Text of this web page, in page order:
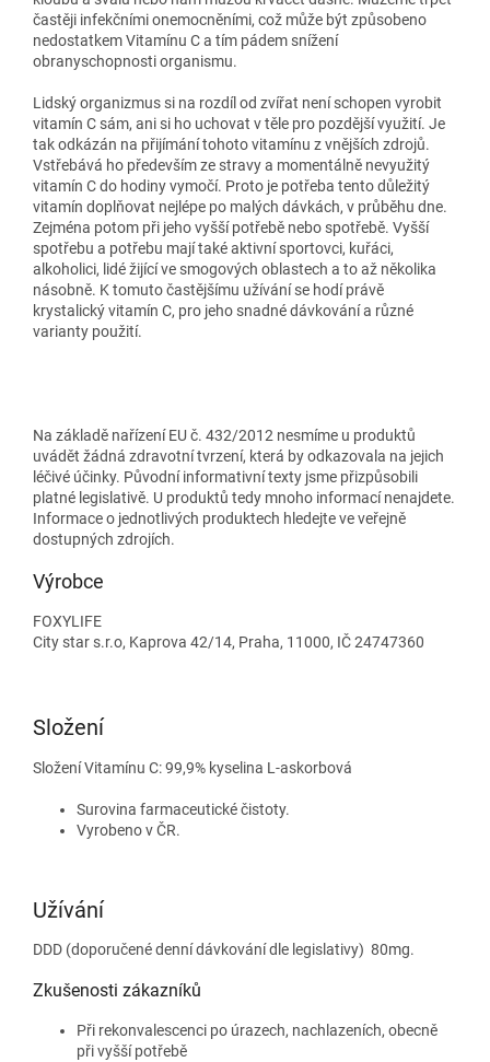
častěji infekčními onemocněními, což může být způsobeno
nedostatkem Vitamínu C a tím pádem snížení
obranyschopnosti organismu.
Lidský organizmus si na rozdíl od zvířat není schopen vyrobit
vitamín C sám, ani si ho uchovat v těle pro pozdější využití. Je
tak odkázán na přijímání tohoto vitamínu z vnějších zdrojů.
Vstřebává ho především ze stravy a momentálně nevyužitý
vitamín C do hodiny vymočí. Proto je potřeba tento důležitý
vitamín doplňovat nejlépe po malých dávkách, v průběhu dne.
Zejména potom při jeho vyšší potřebě nebo spotřebě. Vyšší
spotřebu a potřebu mají také aktivní sportovci, kuřáci,
alkoholici, lidé žijící ve smogových oblastech a to až několika
násobně. K tomuto častějšímu užívání se hodí právě
krystalický vitamín C, pro jeho snadné dávkování a různé
varianty použití.
Na základě nařízení EU č. 432/2012 nesmíme u produktů
uvádět žádná zdravotní tvrzení, která by odkazovala na jejich
léčivé účinky. Původní informativní texty jsme přizpůsobili
platné legislativě. U produktů tedy mnoho informací nenajdete.
Informace o jednotlivých produktech hledejte ve veřejně
dostupných zdrojích.
Výrobce
FOXYLIFE
City star s.r.o, Kaprova 42/14, Praha, 11000, IČ 24747360
Složení
Složení Vitamínu C: 99,9% kyselina L-askorbová
Surovina farmaceutické čistoty.
Vyrobeno v ČR.
Užívání
DDD (doporučené denní dávkování dle legislativy) 80mg.
Zkušenosti zákazníků
Při rekonvalescenci po úrazech, nachlazeních, obecně
při vyšší potřebě